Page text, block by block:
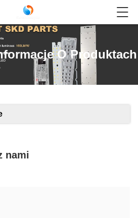
O Produktach
nami